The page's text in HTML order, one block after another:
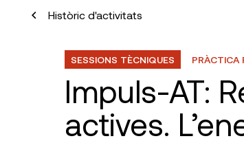
Històric d'activitats
SESSIONS TÈCNIQUES PRÀCTICA
Impuls-AT:
actives.